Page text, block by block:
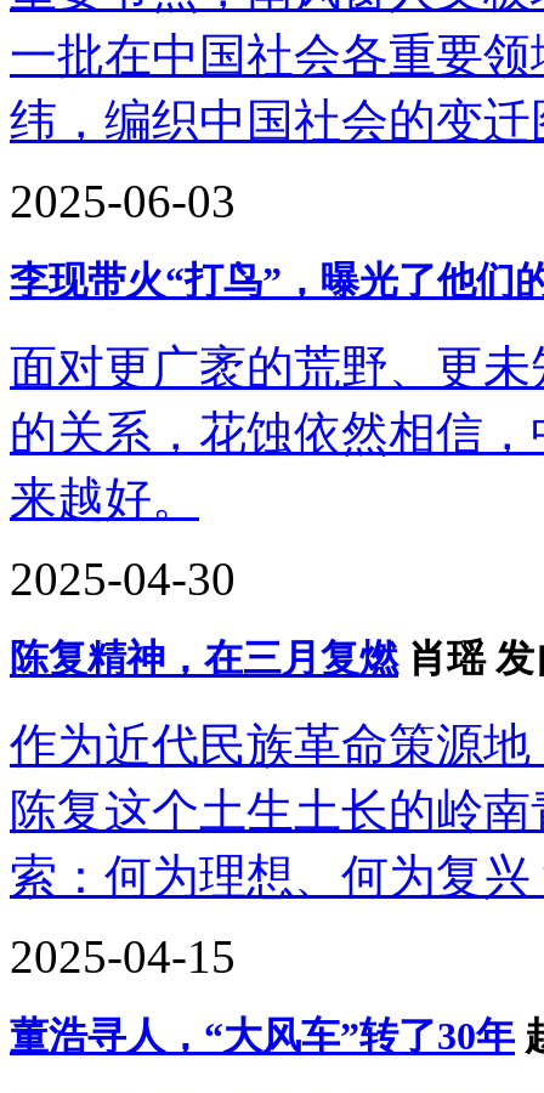
一批在中国社会各重要
纬，编织中国社会的变迁
2025-06-03
李现带火“打鸟”，曝光了他们
面对更广袤的荒野、更
的关系，花蚀依然相信
来越好。
2025-04-30
陈复精神，在三月复燃 肖瑶
作为近代民族革命策源
陈复这个土生土长的岭
索：何为理想、何为复兴
2025-04-15
董浩寻人，“大风车”转了30年